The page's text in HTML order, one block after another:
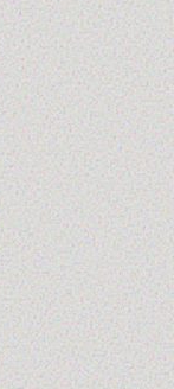
e
David Bowie:
che